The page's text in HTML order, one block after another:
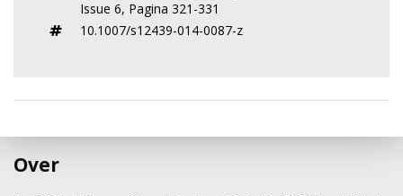
Issue 6, Pagina 321-331
10.1007/s12439-014-0087-z
Over